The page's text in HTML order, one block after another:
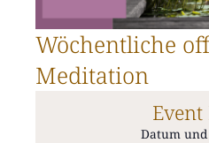
Wöchentliche
Meditation
Datum